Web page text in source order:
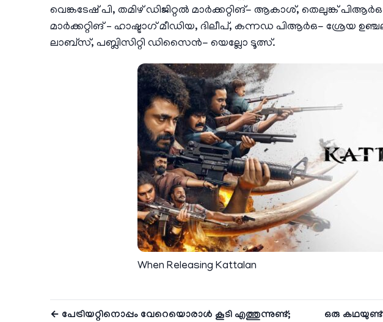
വെങ്കടേഷ് പി, തമിഴ് ഡിജിറ്റൽ മാർക്കറ്റിങ്- ആകാശ്, തെലുങ്ക്
മാർക്കറ്റിങ് – ഹാഷ്ടാഗ് മീഡിയ, ദിലീപ്, കന്നഡ പിആർഒ-
ലാബ്സ്, പബ്ലിസിറ്റി ഡിസൈൻ- യെല്ലോ ടൂത്സ്.
When Releasing Kattalan
← പേട്രിയറ്റിനൊപ്പം വേറെയൊരാൾ കൂടി എത്തുന്നുണ്ട്;
ഒരു കഥയുണ്ട്